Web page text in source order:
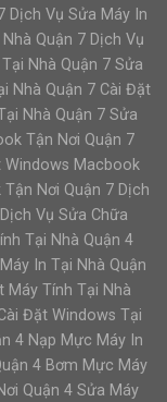
Dịch Vụ Sửa Máy In
Quận 7 Dịch Vụ
Nhà Quận 7 Sửa
Nhà Quận 7 Cài Đặt
Nhà Quận 7 Sửa
Tận Nơi Quận 7
Windows Macbook
Nơi Quận 7 Dịch
Vụ Sửa Chữa
Tại Nhà Quận 4
In Tại Nhà Quận
Máy Tính Tại Nhà
Đặt Windows Tại
4 Nạp Mực Máy In
4 Bơm Mực Máy
Quận 4 Sửa Máy